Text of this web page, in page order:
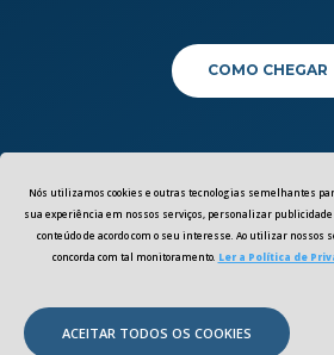
COMO CHEGAR
Política de Privacidade
Política de Cookies
Nós utilizamos cookies e outras tecnologias semelhantes
sua experiência em nossos serviços, personalizar
conteúdo de acordo com o seu interesse. Ao utilizar nossos
concorda com tal monitoramento. Ler a Política de
ACEITAR TODOS OS COOKIES